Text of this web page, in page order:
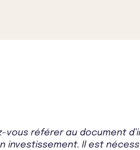
vous référer au document
investissement. Il est